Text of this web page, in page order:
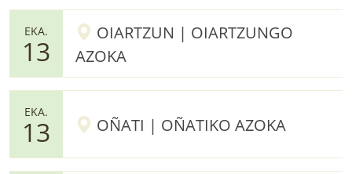
EKA.
13
OIARTZUN | OIARTZUNGO
AZOKA
EKA.
13 OÑATI | OÑATIKO AZOKA